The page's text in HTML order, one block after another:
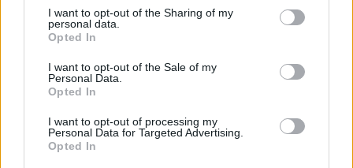
not limited to your visit or usage behaviour. You may click to
grant or deny consent to Google and its third-party tags to
use your data for below specified purposes in below Google
consent section.
I want to opt-out of the Sharing of my
personal data.
Opted In
I want to opt-out of the Sale of my
Personal Data.
Opted In
I want to opt-out of processing my
Personal Data for Targeted Advertising.
Opted In
Mobilklíma vagy split klíma: Hogyan döntsünk
helyesen?
Hírek
Ezek a cikkek is érdekelhetnek: